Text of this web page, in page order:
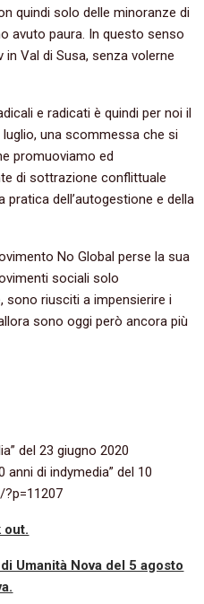
quindi solo delle minoranze di
avuto paura. In questo senso
in Val di Susa, senza volerne
e radicati è quindi per noi il
una scommessa che si
promuoviamo ed
di sottrazione conflittuale
pratica dell’autogestione e della
No Global perse la sua
sociali solo
sono riusciti a impensierire i
sono oggi però ancora più
del 23 giugno 2020
anni di indymedia” del 10
out.
Umanità Nova del 5 agosto